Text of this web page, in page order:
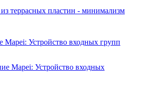
террасных пластин - минимализм
Mapei: Устройство входных